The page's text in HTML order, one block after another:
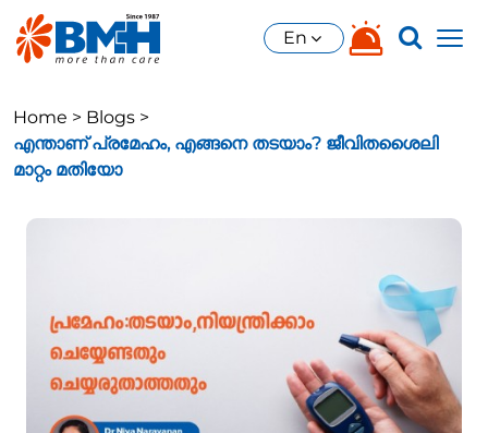
En
Home > Blogs >
എന്താണ് പ്രമേഹം, എങ്ങനെ തടയാം? ജീവിതശൈലി
മാറ്റം മതിയോ